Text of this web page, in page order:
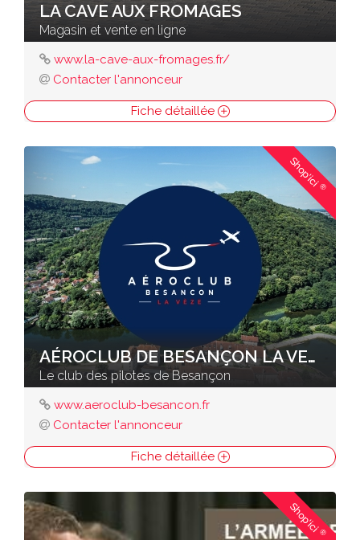
LA CAVE AUX FROMAGES
Magasin et vente en ligne
www.la-cave-aux-fromages.fr/
Contacter l'annonceur
Fiche détaillée
Shop'ici®
AÉROCLUB DE BESANÇON LA VEZE
Le club des pilotes de Besançon
www.aeroclub-besancon.fr
Contacter l'annonceur
Fiche détaillée
Shop'ici®